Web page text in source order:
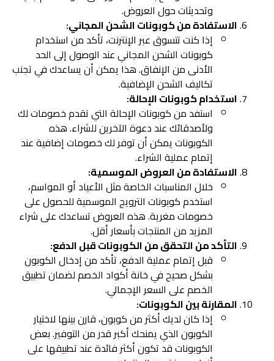
وتحديثات حول العروض.
الاستفادة من كوبونات الشحن المجاني:
إذا كنت تتسوق عبر الإنترنت، تأكد من استخدام
كوبونات الشحن المجاني عند الوصول إلى الحد
الأدنى من الإنفاق. هذا يمكن أن يساعدك في تجنب
تكاليف الشحن الإضافية.
استخدام كوبونات الإحالة:
استفد من كوبونات الإحالة التي تقدم خصومات لك
ولأصدقائك عند دعوة الآخرين للشراء. هذه
الكوبونات يمكن أن توفر لك خصومات إضافية عند
إتمام عملية الشراء.
الاستفادة من العروض الموسمية:
خلال المناسبات الخاصة مثل الأعياد أو المواسم،
استخدم كوبونات الترويج الموسمية للحصول على
خصومات مغرية. هذه العروض تساعدك على شراء
المزيد من المنتجات بأسعار أقل.
التأكد من التحقق من الكوبونات قبل الدفع:
قبل إتمام عملية الدفع، تأكد من إدخال الكوبون
بشكل صحيح في خانة أكواد الخصم لضمان تطبيق
الخصم على السعر الإجمالي.
المقارنة بين الكوبونات:
إذا كان لديك أكثر من كوبون، قارن بينها لاختيار
الكوبون الذي يمنحك أكبر قدر من التوفير. بعض
الكوبونات قد تكون أكثر فائدة عند تطبيقها على